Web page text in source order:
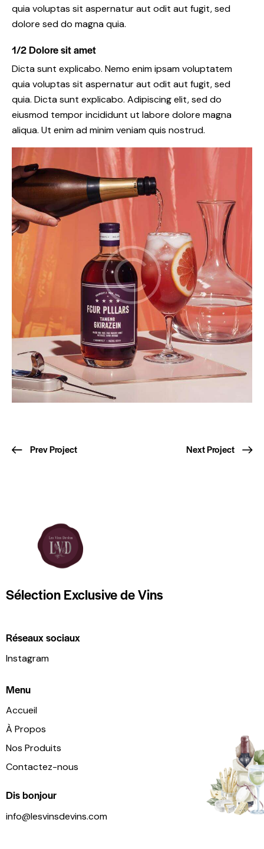
quia voluptas sit aspernatur aut odit aut fugit, sed
dolore sed do magna quia.
1/2 Dolore sit amet
Dicta sunt explicabo. Nemo enim ipsam voluptatem
quia voluptas sit aspernatur aut odit aut fugit, sed
quia. Dicta sunt explicabo. Adipiscing elit, sed do
eiusmod tempor incididunt ut labore dolore magna
aliqua. Ut enim ad minim veniam quis nostrud.
Prev Project Next Project
Sélection Exclusive de Vins
Réseaux sociaux
Instagram
Menu
Accueil
À Propos
Nos Produits
Contactez-nous
Dis bonjour
info@lesvinsdevins.com